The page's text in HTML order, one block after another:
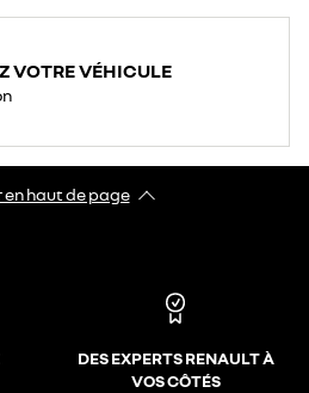
VOTRE VÉHICULE
en haut de page​
DES EXPERTS RENAULT À
VOS CÔTÉS